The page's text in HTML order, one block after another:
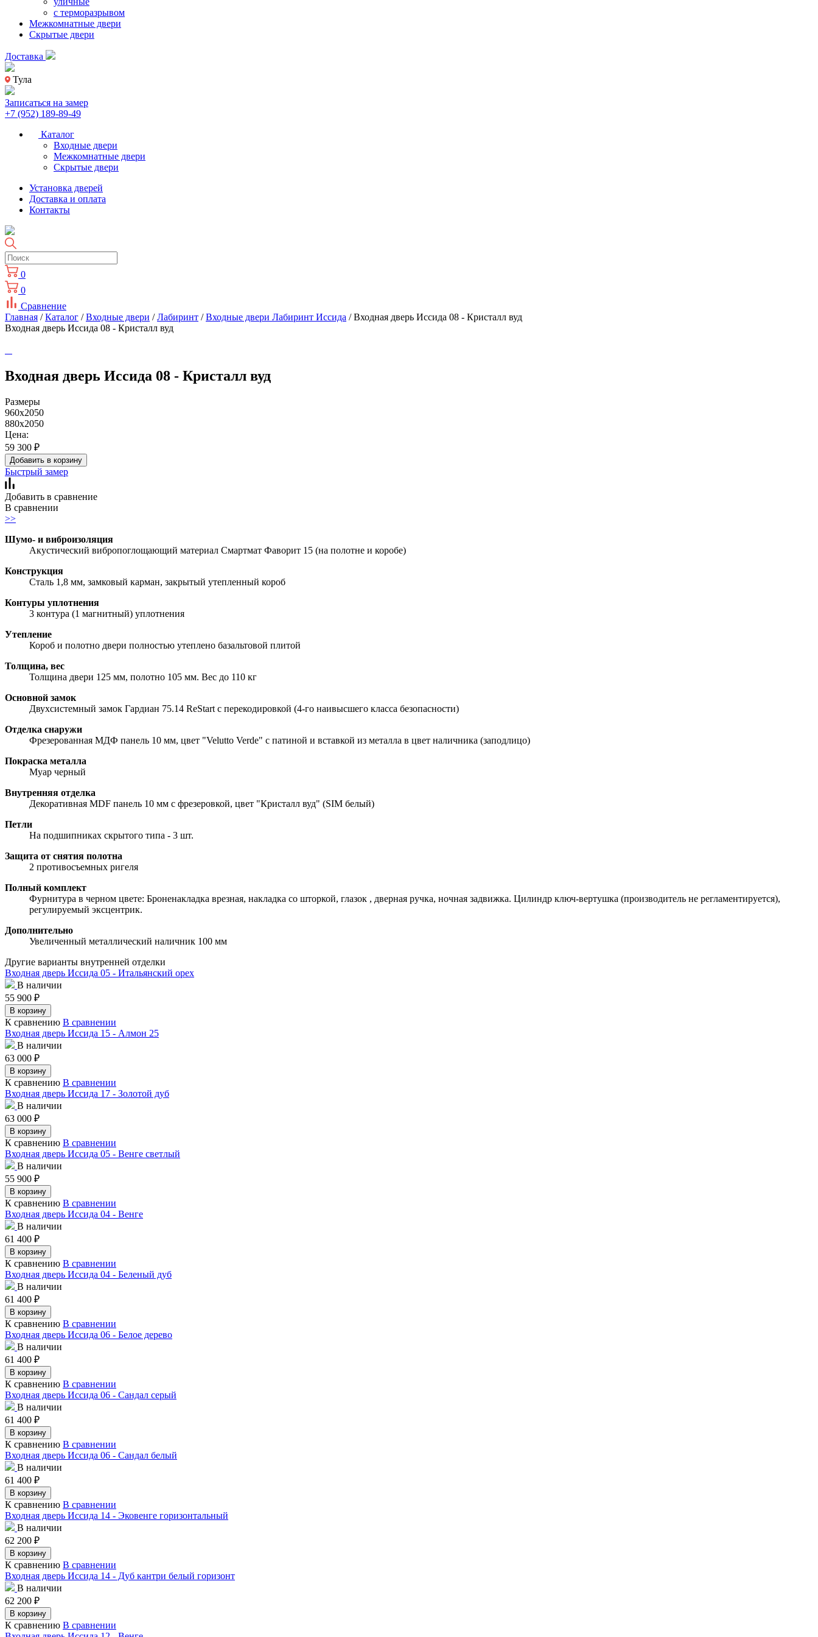
с терморазрывом
Межкомнатные двери
Скрытые двери
Доставка
Тула
Записаться на замер
+7 (952) 189-89-49
Каталог
Входные двери
Межкомнатные двери
Скрытые двери
Установка дверей
Доставка и оплата
Контакты
0
0
Сравнение
Главная /Каталог /Входные двери /Лабиринт /Входные двери Лабиринт Иссида / Входная дверь Иссида 08 - Кристалл вуд
Входная дверь Иссида 08 - Кристалл вуд
Входная дверь Иссида 08 - Кристалл вуд
Размеры
960x2050
880x2050
Цена:
59 300 ₽
Добавить в корзину
Быстрый замер
Добавить в сравнение
В сравнении
>>
Шумо- и виброизоляция
Акустический вибропоглощающий материал Смартмат Фаворит 15 (на полотне и коробе)
Конструкция
Сталь 1,8 мм, замковый карман, закрытый утепленный короб
Контуры уплотнения
3 контура (1 магнитный) уплотнения
Утепление
Короб и полотно двери полностью утеплено базальтовой плитой
Толщина, вес
Толщина двери 125 мм, полотно 105 мм. Вес до 110 кг
Основной замок
Двухсистемный замок Гардиан 75.14 ReStart с перекодировкой (4-го наивысшего класса безопасности)
Отделка снаружи
Фрезерованная МДФ панель 10 мм, цвет "Velutto Verde" с патиной и вставкой из металла в цвет наличника (заподлицо)
Покраска металла
Муар черный
Внутренняя отделка
Декоративная MDF панель 10 мм с фрезеровкой, цвет "Кристалл вуд" (SIM белый)
Петли
На подшипниках скрытого типа - 3 шт.
Защита от снятия полотна
2 противосъемных ригеля
Полный комплект
Фурнитура в черном цвете: Броненакладка врезная, накладка со шторкой, глазок , дверная ручка, ночная задвижка. Цилиндр ключ-вертушка (производитель не регламентируется),
регулируемый эксцентрик.
Дополнительно
Увеличенный металлический наличник 100 мм
Другие варианты внутренней отделки
Входная дверь Иссида 05 - Итальянский орех
В наличии
55 900 ₽
В корзину
К сравнению В сравнении
Входная дверь Иссида 15 - Алмон 25
В наличии
63 000 ₽
В корзину
К сравнению В сравнении
Входная дверь Иссида 17 - Золотой дуб
В наличии
63 000 ₽
В корзину
К сравнению В сравнении
Входная дверь Иссида 05 - Венге светлый
В наличии
55 900 ₽
В корзину
К сравнению В сравнении
Входная дверь Иссида 04 - Венге
В наличии
61 400 ₽
В корзину
К сравнению В сравнении
Входная дверь Иссида 04 - Беленый дуб
В наличии
61 400 ₽
В корзину
К сравнению В сравнении
Входная дверь Иссида 06 - Белое дерево
В наличии
61 400 ₽
В корзину
К сравнению В сравнении
Входная дверь Иссида 06 - Сандал серый
В наличии
61 400 ₽
В корзину
К сравнению В сравнении
Входная дверь Иссида 06 - Сандал белый
В наличии
61 400 ₽
В корзину
К сравнению В сравнении
Входная дверь Иссида 14 - Эковенге горизонтальный
В наличии
62 200 ₽
В корзину
К сравнению В сравнении
Входная дверь Иссида 14 - Дуб кантри белый горизонт
В наличии
62 200 ₽
В корзину
К сравнению В сравнении